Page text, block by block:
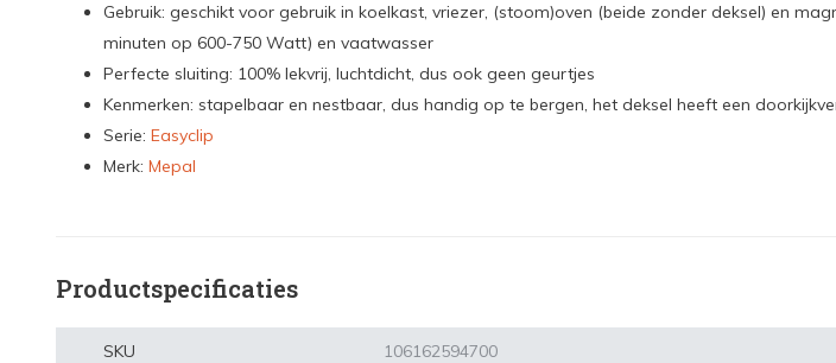
Gebruik: geschikt voor gebruik in koelkast, vriezer, (stoom)oven (beide zonder deksel) en
minuten op 600-750 Watt) en vaatwasser
Perfecte sluiting: 100% lekvrij, luchtdicht, dus ook geen geurtjes
Kenmerken: stapelbaar en nestbaar, dus handig op te bergen, het deksel heeft een
Serie: Easyclip
Merk: Mepal
Productspecificaties
SKU 106162594700